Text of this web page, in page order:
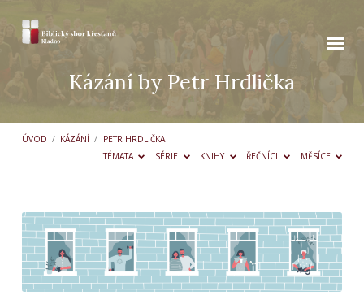
Kázání by Petr Hrdlička
ÚVOD / KÁZÁNÍ / PETR HRDLIČKA
TÉMATA
SÉRIE KNIHY ŘEČNÍCI MĚSÍCE
Kázání
by
Petr
Hrdlička